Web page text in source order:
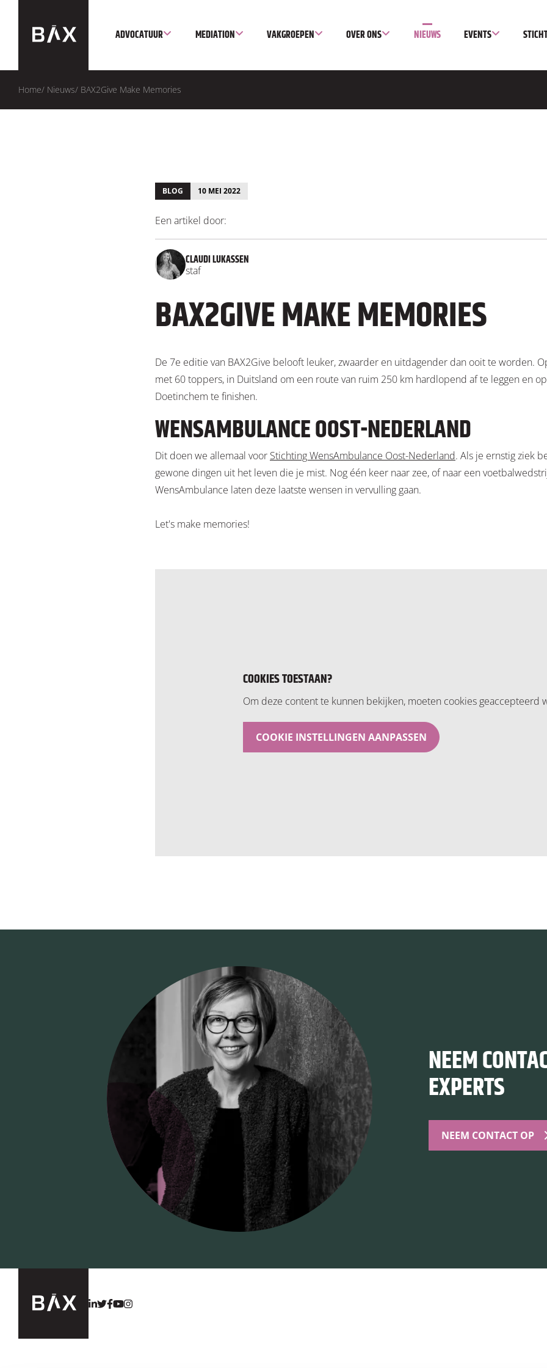
ADVOCATUUR MEDIATION VAKGROEPEN OVER ONS NIEUWS EVENTS
Home/ Nieuws/ BAX2Give Make Memories
BLOG 10 MEI 2022
Een artikel door:
CLAUDI LUKASSEN
staf
BAX2GIVE MAKE MEMORIES
De 7e editie van BAX2Give belooft leuker, zwaarder en uitdagender dan ooit te worden.
met 60 toppers, in Duitsland om een route van ruim 250 km hardlopend af te leggen en
Doetinchem te finishen.
WENSAMBULANCE OOST-NEDERLAND
Dit doen we allemaal voor Stichting WensAmbulance Oost-Nederland. Als je ernstig ziek
gewone dingen uit het leven die je mist. Nog één keer naar zee, of naar een
WensAmbulance laten deze laatste wensen in vervulling gaan.
Let's make memories!
COOKIES TOESTAAN?
Om deze content te kunnen bekijken, moeten cookies geaccepteerd
COOKIE INSTELLINGEN AANPASSEN
NEEM
EXPERTS
NEEM CONTACT OP